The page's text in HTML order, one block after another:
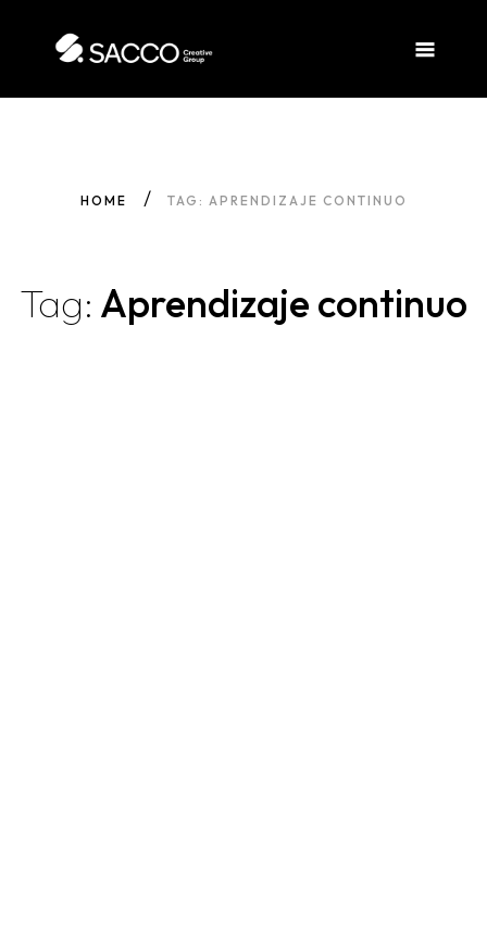
HOME TAG: APRENDIZAJE CONTINUO
Tag: Aprendizaje continuo